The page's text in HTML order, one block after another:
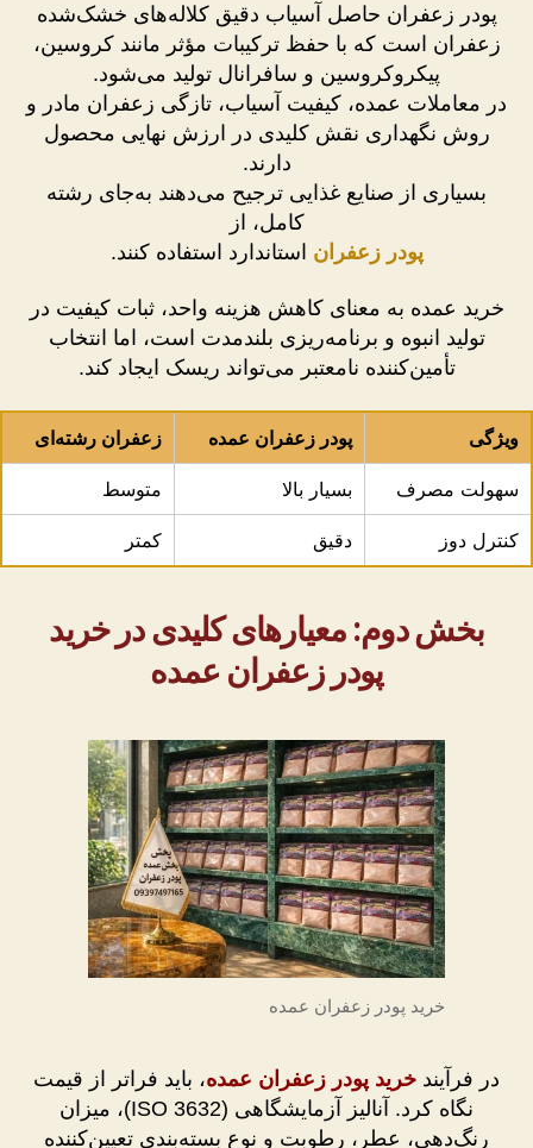
پودر زعفران حاصل آسیاب دقیق کلاله‌های خشک‌شده
زعفران است که با حفظ ترکیبات مؤثر مانند کروسین،
پیکروکروسین و سافرانال تولید می‌شود.
در معاملات عمده، کیفیت آسیاب، تازگی زعفران مادر و
روش نگهداری نقش کلیدی در ارزش نهایی محصول
دارند.
بسیاری از صنایع غذایی ترجیح می‌دهند به‌جای رشته
کامل، از
پودر زعفران استاندارد استفاده کنند.
خرید عمده به معنای کاهش هزینه واحد، ثبات کیفیت در
تولید انبوه و برنامه‌ریزی بلندمدت است، اما انتخاب
تأمین‌کننده نامعتبر می‌تواند ریسک ایجاد کند.
ویژگی پودر زعفران عمده زعفران رشته‌ای
سهولت مصرف بسیار بالا متوسط
کنترل دوز دقیق کمتر
بخش دوم: معیارهای کلیدی در خرید
پودر زعفران عمده
خرید پودر زعفران عمده
در فرآیند خرید پودر زعفران عمده، باید فراتر از قیمت
نگاه کرد. آنالیز آزمایشگاهی (ISO 3632)، میزان
رنگ‌دهی، عطر، رطوبت و نوع بسته‌بندی تعیین‌کننده